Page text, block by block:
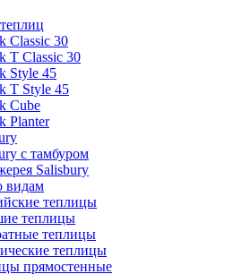
Classic 30
T Classic 30
Style 45
Т Style 45
Cube
Planter
с тамбуром
Salisbury
видам
теплицы
теплицы
теплицы
теплицы
прямостенные